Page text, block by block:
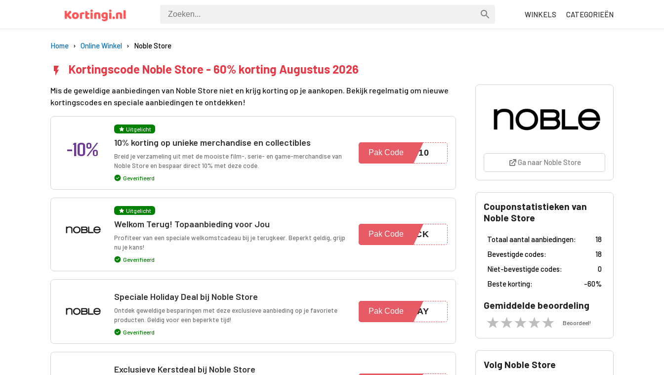
WINKELS CATEGORIEËN
Home Online Winkel Noble Store
Kortingscode Noble Store - 60% korting Augustus 2026
Mis de geweldige aanbiedingen van Noble Store niet en krijg korting op je aankopen. Bekijk regelmatig om nieuwe
kortingscodes en speciale aanbiedingen te ontdekken!
-10%
Uitgelicht
10% korting op unieke merchandise en collectibles
Breid je verzameling uit met de mooiste film-, serie- en game-merchandise van
Noble Store en bespaar direct 10% met deze code.
Geverifieerd
ON10
Pak Code
Uitgelicht
Welkom Terug! Topaanbieding voor Jou
Profiteer van een speciale welkomstcadeau bij je terugkeer. Beperkt geldig, grijp
nu je kans!
Geverifieerd
BACK
Pak Code
Speciale Holiday Deal bij Noble Store
Ontdek geweldige besparingen met deze exclusieve aanbieding op je favoriete
producten. Geldig voor een beperkte tijd!
Geverifieerd
IDAY
Pak Code
Exclusieve Kerstdeal bij Noble Store
Ga naar Noble Store
Couponstatistieken van
Noble Store
Totaal aantal aanbiedingen:
18
Bevestigde codes:
18
Niet-bevestigde codes:
0
Beste korting:
-60%
Gemiddelde beoordeling
Beoordeel!
Volg Noble Store